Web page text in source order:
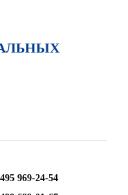
969-24-54